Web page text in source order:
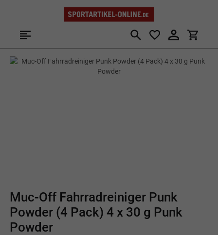
Zum Hauptinhalt springen
Bildergalerie überspringen
Muc-Off Fahrradreiniger Punk
Powder (4 Pack) 4 x 30 g Punk
Powder